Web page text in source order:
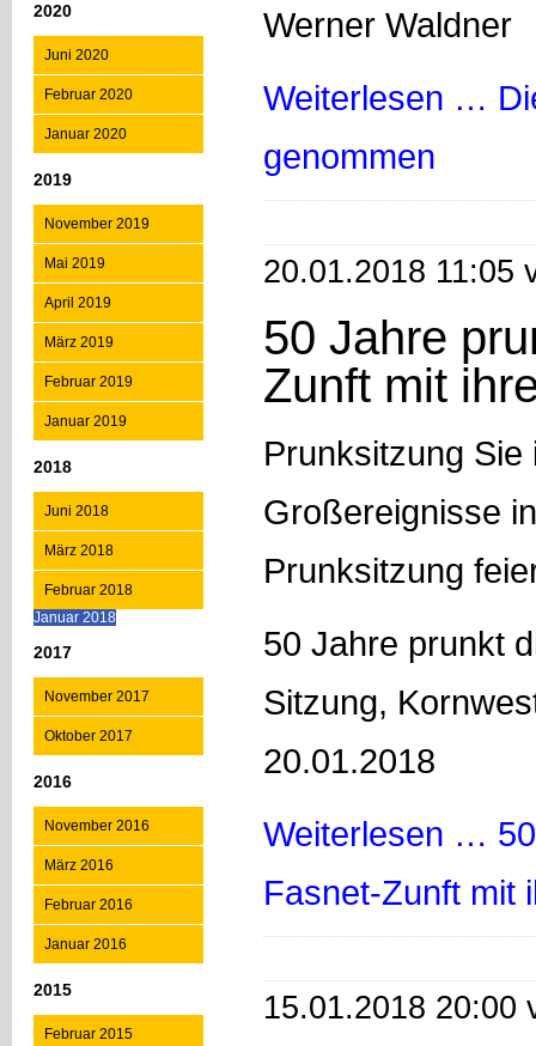
2020
Juni 2020
Februar 2020
Januar 2020
2019
November 2019
Mai 2019
April 2019
März 2019
Februar 2019
Januar 2019
2018
Juni 2018
März 2018
Februar 2018
Januar 2018
2017
November 2017
Oktober 2017
2016
November 2016
März 2016
Februar 2016
Januar 2016
2015
Februar 2015
Werner Waldner
Weiterlesen …
genommen
20.01.2018 11:05
50 Jahre
Zunft mit
Prunksitzung
Großereignisse
Prunksitzung
50 Jahre prunkt
Sitzung,
20.01.2018
Weiterlesen …
Fasnet-Zunft mit
15.01.2018 20:00